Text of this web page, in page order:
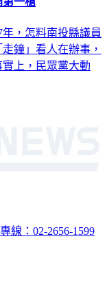
，怎料南投縣議員
鐘」看人在辦事，
上，民眾黨大動
線：02-2656-1599